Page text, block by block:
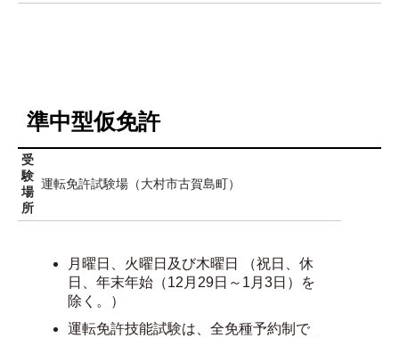
準中型仮免許
受
験
場
所
運転免許試験場（大村市古賀島町）
月曜日、火曜日及び木曜日 （祝日、休
日、年末年始（12月29日～1月3日）を
除く。）
運転免許技能試験は、全免種予約制で